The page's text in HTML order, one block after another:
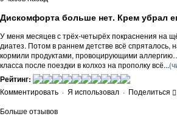
Дискомфорта больше нет. Крем убрал
У меня месяцев с трёх-четырёх покраснения на
диатез. Потом в раннем детстве всё спряталось,
кормили продуктами, провоцирующими
класса после поездки в колхоз на прополку всё...
Рейтинг:
Комментировать · Я использовал · Поделиться
Больше отзывов